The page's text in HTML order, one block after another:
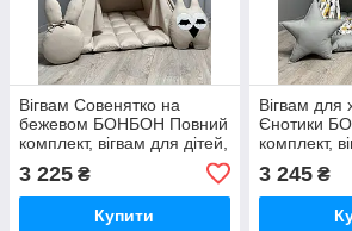
Вігвам Совенятко на
бежевом БОНБОН Повний
комплект, вігвам для дітей,
дитячий вігвам, вігвам для
дівчинки, вігвам для
хлопчика
3 225 ₴
Купити
Вігвам для
Єнотики
комплект,
дівчинки,
дитячий
дітей
3 245₴